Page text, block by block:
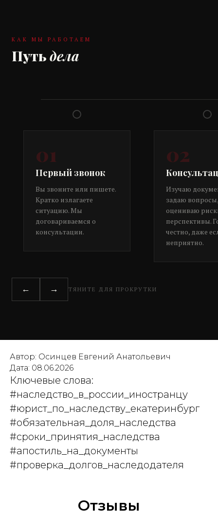
КАК МЫ РАБОТАЕМ
Путьдела
01
Первый звонок
Вы звоните или пишете.
Кратко излагаете
ситуацию. Мы
договариваемся о
консультации.
02
Изучаю
задаю вопросы,
оцениваю
перспективы.
честно, даже
неприятно.
← → ТЯНИТЕ ДЛЯ ПРОКРУТКИ
Автор: Осинцев Евгений Анатольевич
Дата: 08.06.2026
Ключевые слова:
#наследство_в_россии_иностранцу
#юрист_по_наследству_екатеринбург
#обязательная_доля_наследства
#сроки_принятия_наследства
#апостиль_на_документы
#проверка_долгов_наследодателя
Отзывы